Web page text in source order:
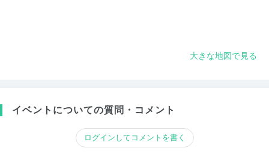
大きな地図で見る
イベントについての質問・コメント
ログインしてコメントを書く